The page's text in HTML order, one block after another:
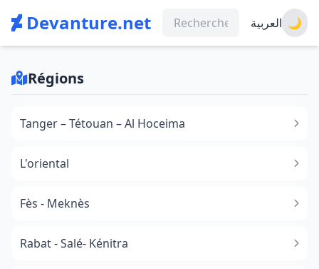
Devanture.net العربية 🌙
Régions
Tanger – Tétouan – Al Hoceima
L'oriental
Fès - Meknès
Rabat - Salé- Kénitra